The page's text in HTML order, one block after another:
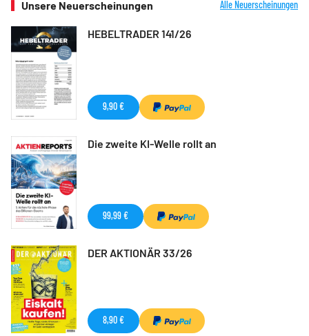
Unsere Neuerscheinungen Alle Neuerscheinungen
HEBELTRADER 141/26
9,90 €
Die zweite KI-Welle rollt an
99,99 €
DER AKTIONÄR 33/26
8,90 €